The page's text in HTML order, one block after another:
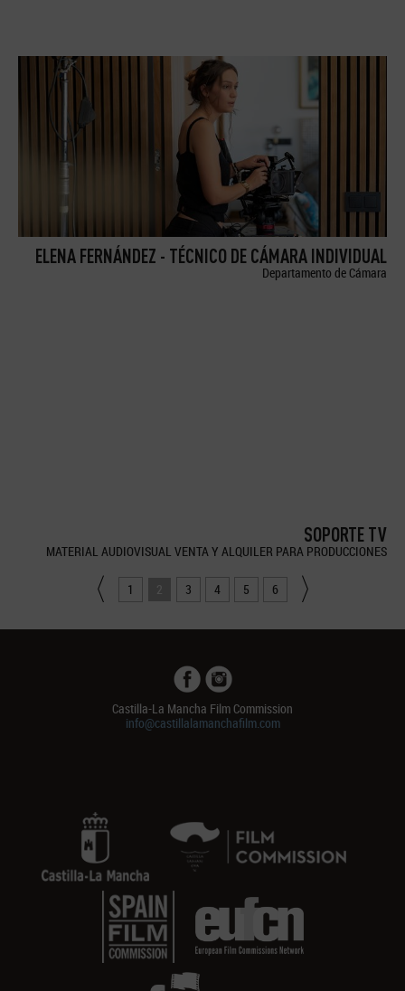
ELENA FERNÁNDEZ - TÉCNICO DE CÁMARA INDIVIDUAL
Departamento de Cámara
SOPORTE TV
MATERIAL AUDIOVISUAL VENTA Y ALQUILER PARA PRODUCCIONES
1 2 3 4 5 6
Castilla-La Mancha Film Commission
info@castillalamanchafilm.com